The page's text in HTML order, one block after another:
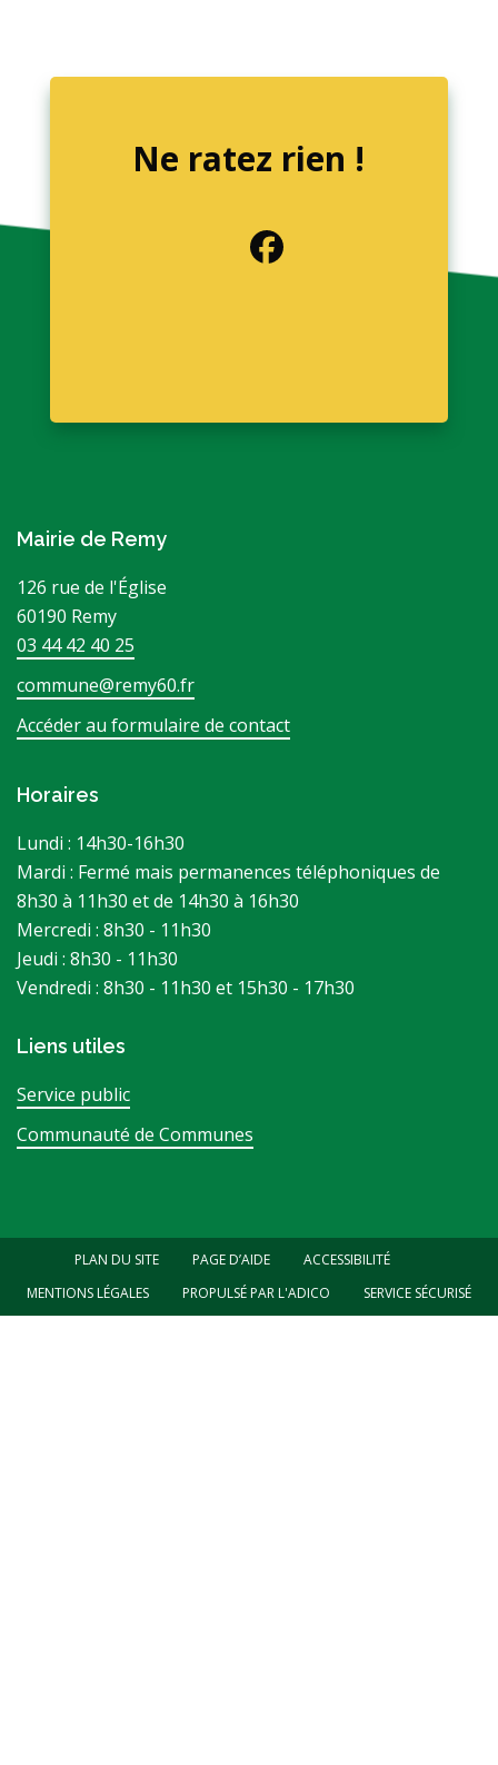
Ne ratez rien !
Mairie de Remy
126 rue de l'Église
60190 Remy
03 44 42 40 25
commune@remy60.fr
Accéder au formulaire de contact
Horaires
Lundi : 14h30-16h30
Mardi : Fermé mais permanences téléphoniques de
8h30 à 11h30 et de 14h30 à 16h30
Mercredi : 8h30 - 11h30
Jeudi : 8h30 - 11h30
Vendredi : 8h30 - 11h30 et 15h30 - 17h30
Liens utiles
Service public
Communauté de Communes
PLAN DU SITE PAGE D’AIDE
ACCESSIBILITÉ
MENTIONS LÉGALES
PROPULSÉ PAR L'ADICO SERVICE SÉCURISÉ